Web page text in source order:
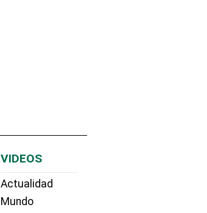
VIDEOS
Actualidad
Mundo